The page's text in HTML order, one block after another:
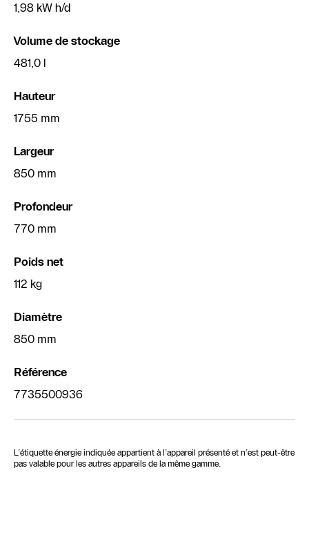
1,98 kW h/d
Volume de stockage
481,0 l
Hauteur
1755 mm
Largeur
850 mm
Profondeur
770 mm
Poids net
112 kg
Diamètre
850 mm
Référence
7735500936
L’étiquette énergie indiquée appartient à l’appareil présenté et n’est peut-être
pas valable pour les autres appareils de la même gamme.